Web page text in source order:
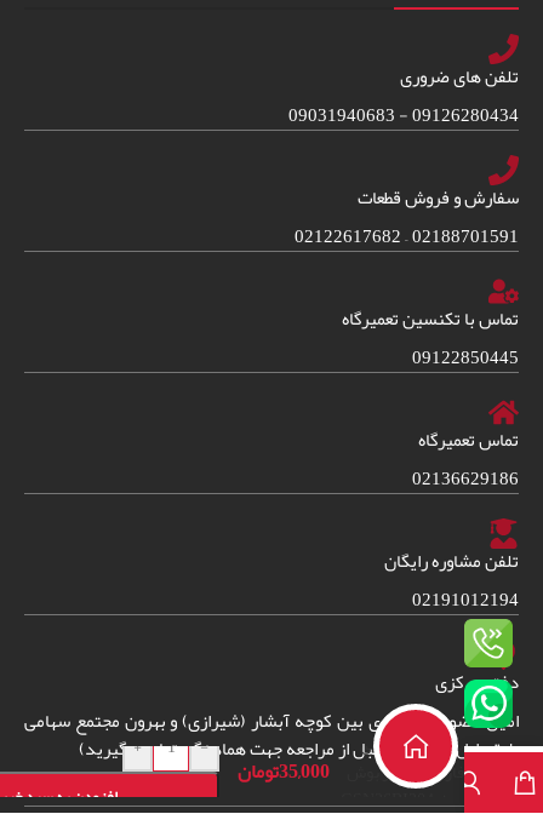
تلفن های ضروری
09126280434 - 09031940683
سفارش و فروش قطعات
02188701591 – 02122617682
تماس با تکنسین تعمیرگاه
09122850445
تماس تعمیرگاه
02136629186
تلفن مشاوره رایگان
02191012194
دفتر مرکزی
امین حضور خیابان ری بین کوچه آبشار (شیرازی) و بهرون مجتمع سهامی
طبقه اول واحد 38. (قبل از مراجعه جهت هماهنگی تماس بگیرید)دفترچه راهنمای
فارسی فریزر بوش
مدلGSN36BI304
35,000تومان
-
+
افزودن به سبد